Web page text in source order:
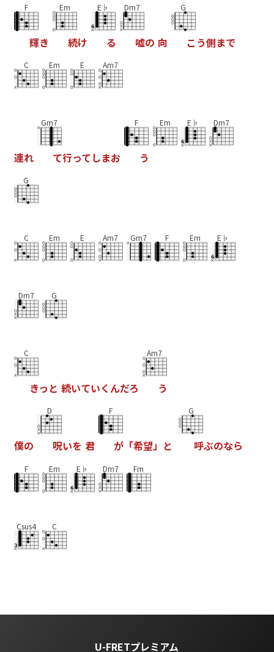
F
輝き
Em
続け
E♭
る
Dm7
嘘の 向
G
こ う側まで
C Em E Am7
連れ
Gm7
て行ってしまお
F
う
Em E♭ Dm7
G
C Em E Am7 Gm7 F Em E♭
Dm7 G
C
きっ と 続いていく んだろ
Am7
う
僕の
D
呪いを 君
F
が「希望」 と
G
呼ぶのなら
F Em E♭ Dm7 Fm
Csus4 C
U-FRETプレミアム